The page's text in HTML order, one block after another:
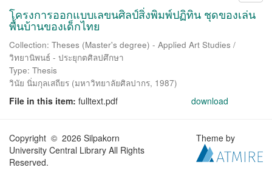
โครงการออกแบบเลขนศิลป์สิ่งพิมพ์ปฏิทิน ชุดของเล่น
พื้นบ้านของเด็กไทย
Collection: Theses (Master's degree) - Applied Art Studies /
วิทยานิพนธ์ - ประยุกตศิลปศึกษา
Type: Thesis
วินัย นิ่มกุลเสถียร (มหาวิทยาลัยศิลปากร, 1987)
File in this item: fulltext.pdf download
Copyright © 2026 Silpakorn
University Central Library All Rights
Reserved.
Theme by